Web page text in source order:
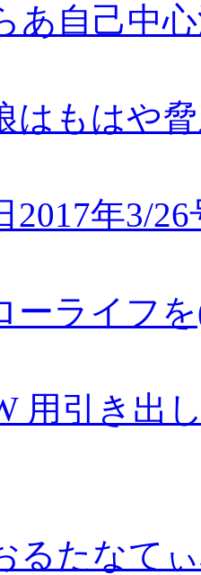
あ自己中
はもはや
2017年3/26
ーライフ
用引き出
るたなて